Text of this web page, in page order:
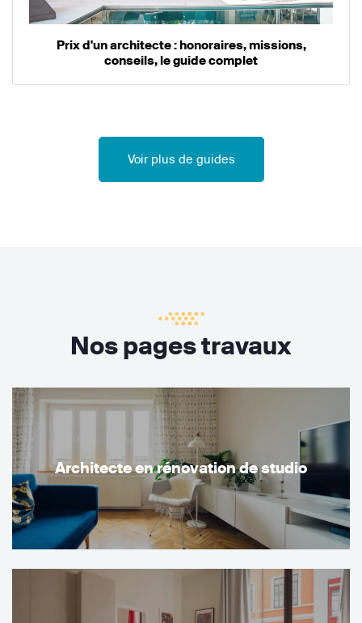
Prix d'un architecte : honoraires, missions,
conseils, le guide complet
Voir plus de guides
Nos pages travaux
Architecte en rénovation de studio